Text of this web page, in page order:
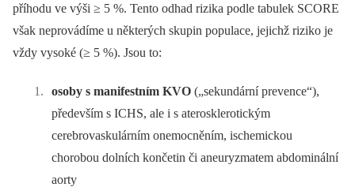
příhodu ve výši ≥ 5 %. Tento odhad rizika podle tabulek SCORE
však neprovádíme u některých skupin populace, jejichž riziko je
vždy vysoké (≥ 5 %). Jsou to:
osoby s manifestním KVO („sekundární prevence“),
především s ICHS, ale i s aterosklerotickým
cerebrovaskulárním onemocněním, ischemickou
chorobou dolních končetin či aneuryzmatem abdominální
aorty